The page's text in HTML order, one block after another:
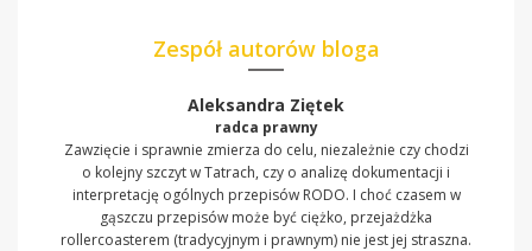
Zespół autorów bloga
Aleksandra Ziętek
radca prawny
Zawzięcie i sprawnie zmierza do celu, niezależnie czy chodzi
o kolejny szczyt w Tatrach, czy o analizę dokumentacji i
interpretację ogólnych przepisów RODO. I choć czasem w
gąszczu przepisów może być ciężko, przejażdżka
rollercoasterem (tradycyjnym i prawnym) nie jest jej straszna.